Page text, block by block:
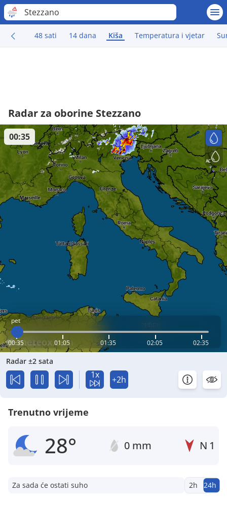
Stezzano
48 sati 14 dana Kiša Temperatura i vjetar
Radar za oborine Stezzano
pet
00:35 01:05 01:35 02:05 02:35
00:35
Radar ±2 sata
1x +2h
Trenutno vrijeme
28° 0 mm N 1
Za sada će ostati suho 2h 24h